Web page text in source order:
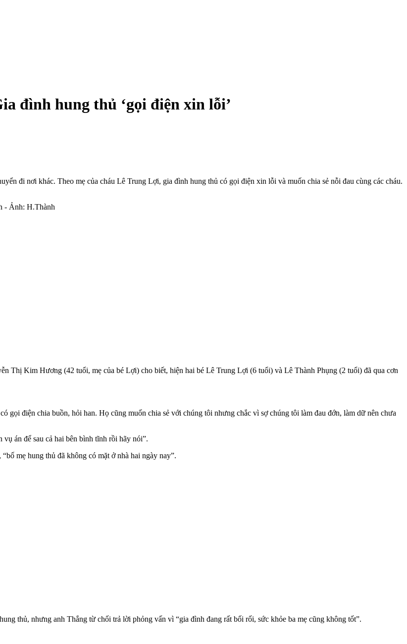
đình hung thủ ‘gọi điện xin lỗi’
đi nơi khác. Theo mẹ của cháu Lê Trung Lợi, gia đình hung thủ có gọi điện xin lỗi và muốn chia sẻ nỗi đau cùng các cháu.
- Ảnh: H.Thành
Thị Kim Hương (42 tuổi, mẹ của bé Lợi) cho biết, hiện hai bé Lê Trung Lợi (6 tuổi) và Lê Thành Phụng (2 tuổi) đã qua cơn
gọi điện chia buồn, hỏi han. Họ cũng muốn chia sẻ với chúng tôi nhưng chắc vì sợ chúng tôi làm đau đớn, làm dữ nên chưa
án để sau cả hai bên bình tĩnh rồi hãy nói”.
mẹ hung thủ đã không có mặt ở nhà hai ngày nay”.
thủ, nhưng anh Thắng từ chối trả lời phỏng vấn vì “gia đình đang rất bối rối, sức khỏe ba mẹ cũng không tốt”.